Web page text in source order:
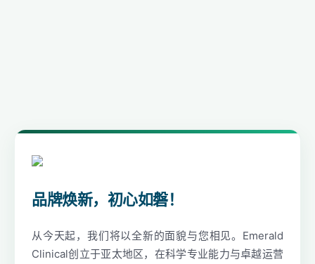
品牌焕新，初心如磐！
从今天起，我们将以全新的面貌与您相见。Emerald
Clinical创立于亚太地区，在科学专业能力与卓越运营